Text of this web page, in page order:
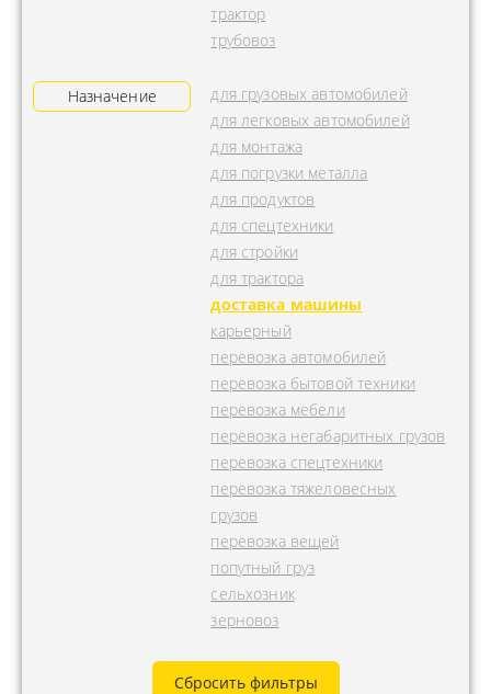
трактор
трубовоз
Назначение
для грузовых автомобилей
для легковых автомобилей
для монтажа
для погрузки металла
для продуктов
для спецтехники
для стройки
для трактора
доставка машины
карьерный
перевозка автомобилей
перевозка бытовой техники
перевозка мебели
перевозка негабаритных грузов
перевозка спецтехники
перевозка тяжеловесных
грузов
перевозка вещей
попутный груз
сельхозник
зерновоз
Сбросить фильтры